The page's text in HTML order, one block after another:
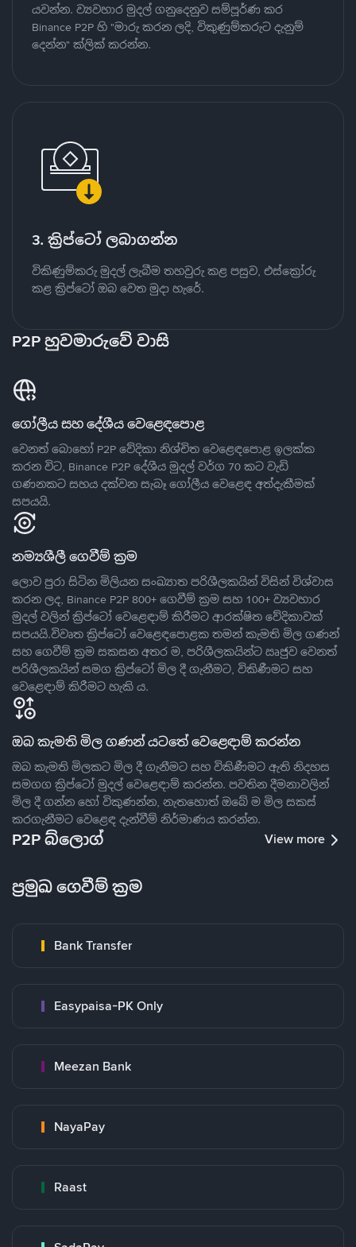
යවන්න. ව්‍යවහාර මුදල් ගනුදෙනුව සම්පූර්ණ කර
Binance P2P හි "මාරු කරන ලදි, විකුණුම්කරුට දැනුම්
දෙන්න" ක්ලික් කරන්න.
3. ක්‍රිප්ටෝ ලබාගන්න
විකිණුම්කරු මුදල් ලැබීම තහවුරු කළ පසුව, එස්ක්‍රෝරු
කළ ක්‍රිප්ටෝ ඔබ වෙත මුදා හැරේ.
P2P හුවමාරුවේ වාසි
ගෝලීය සහ දේශීය වෙළෙඳපොළ
වෙනත් බොහෝ P2P වේදිකා නිශ්චිත වෙළෙඳපොළ ඉලක්ක
කරන විට, Binance P2P දේශීය මුදල් වර්ග 70 කට වැඩි
ගණනකට සහය දක්වන සැබෑ ගෝලීය වෙළෙඳ අත්දැකීමක්
සපයයි.
නම්‍යශීලී ගෙවීම් ක්‍රම
ලොව පුරා සිටින මිලියන සංඛ්‍යාත පරිශීලකයින් විසින් විශ්වාස
කරන ලද, Binance P2P 800+ ගෙවීම් ක්‍රම සහ 100+ ව්‍යවහාර
මුදල් වලින් ක්‍රිප්ටෝ වෙළෙඳාම් කිරීමට ආරක්ෂිත වේදිකාවක්
සපයයි.විවෘත ක්‍රිප්ටෝ වෙළෙඳපොළක තමන් කැමති මිල ගණන්
සහ ගෙවීම් ක්‍රම සකසන අතර ම, පරිශීලකයින්ට ඍජුව වෙනත්
පරිශීලකයින් සමග ක්‍රිප්ටෝ මිල දී ගැනීමට, විකිණීමට සහ
වෙළෙඳාම් කිරීමට හැකි ය.
ඔබ කැමති මිල ගණන් යටතේ වෙළෙඳාම් කරන්න
ඔබ කැමති මිලකට මිල දී ගැනීමට සහ විකිණීමට ඇති නිදහස
සමගග ක්‍රිප්ටෝ මුදල් වෙළෙඳාම් කරන්න. පවතින දීමනාවලින්
මිල දී ගන්න හෝ විකුණන්න, නැතහොත් ඔබේ ම මිල සකස්
කරගැනීමට වෙළෙඳ දැන්වීම් නිර්මාණය කරන්න.
P2P බ්ලොග් View more
ප්‍රමුඛ ගෙවීම් ක්‍රම
Bank Transfer
Easypaisa-PK Only
Meezan Bank
NayaPay
Raast